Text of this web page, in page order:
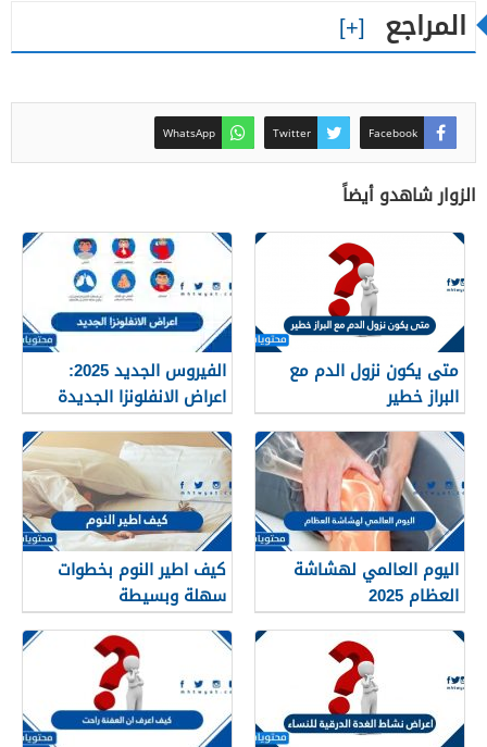
المراجع
Facebook
Twitter
WhatsApp
الزوار شاهدو أيضاً
متى يكون نزول الدم مع
البراز خطير
الفيروس الجديد 2025:
اعراض الانفلونزا الجديدة
وطرق العلاج
اليوم العالمي لهشاشة
العظام 2025
كيف اطير النوم بخطوات
سهلة وبسيطة